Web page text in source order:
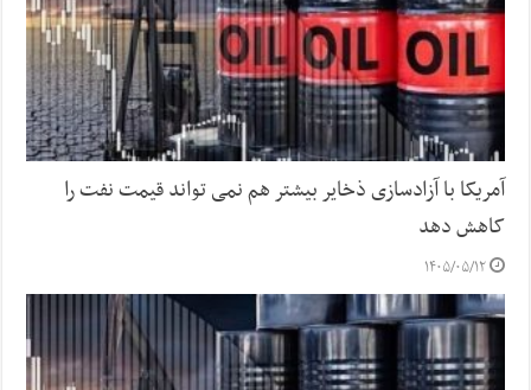
آمریکا با آزادسازی ذخایر بیشتر هم نمی تواند قیمت نفت را
کاهش دهد
۱۴۰۵/۰۵/۱۲